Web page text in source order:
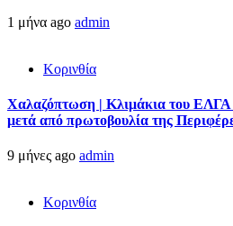
1 μήνα ago admin
Κορινθία
Χαλαζόπτωση | Κλιμάκια του ΕΛΓΑ
μετά από πρωτοβουλία της
9 μήνες ago admin
Κορινθία